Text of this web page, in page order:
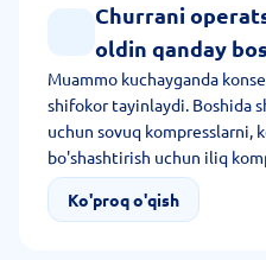
Churrani
oldin qanday
Muammo kuchayganda
shifokor tayinlaydi. Boshida
uchun sovuq kompresslarni,
bo'shashtirish uchun iliq
O'tkir fazada yotoq rejimi
Harakatsizlikda mushaklar
Ko'proq o'qish